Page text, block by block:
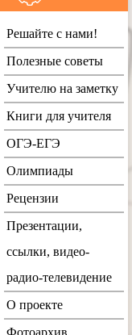
Решайте с нами!
Полезные советы
Учителю на заметку
Книги для учителя
ОГЭ-ЕГЭ
Олимпиады
Рецензии
Презентации,
ссылки, видео-
радио-телевидение
О проекте